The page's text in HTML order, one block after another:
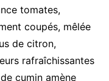
tomates,
coupés, mêlée
de citron,
rafraîchissantes
cumin amène